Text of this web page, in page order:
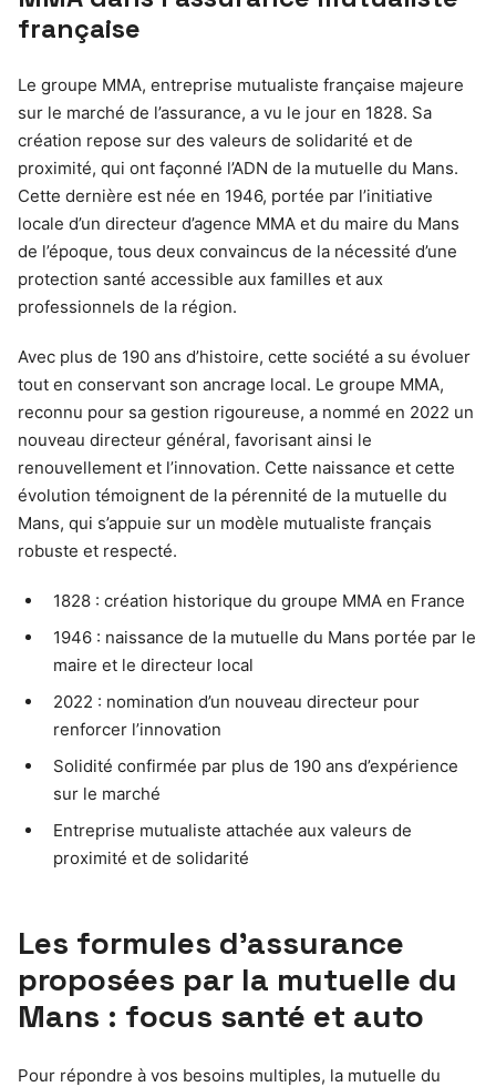
française
Le groupe MMA, entreprise mutualiste française majeure
sur le marché de l’assurance, a vu le jour en 1828. Sa
création repose sur des valeurs de solidarité et de
proximité, qui ont façonné l’ADN de la mutuelle du Mans.
Cette dernière est née en 1946, portée par l’initiative
locale d’un directeur d’agence MMA et du maire du Mans
de l’époque, tous deux convaincus de la nécessité d’une
protection santé accessible aux familles et aux
professionnels de la région.
Avec plus de 190 ans d’histoire, cette société a su évoluer
tout en conservant son ancrage local. Le groupe MMA,
reconnu pour sa gestion rigoureuse, a nommé en 2022 un
nouveau directeur général, favorisant ainsi le
renouvellement et l’innovation. Cette naissance et cette
évolution témoignent de la pérennité de la mutuelle du
Mans, qui s’appuie sur un modèle mutualiste français
robuste et respecté.
1828 : création historique du groupe MMA en France
1946 : naissance de la mutuelle du Mans portée par le
maire et le directeur local
2022 : nomination d’un nouveau directeur pour
renforcer l’innovation
Solidité confirmée par plus de 190 ans d’expérience
sur le marché
Entreprise mutualiste attachée aux valeurs de
proximité et de solidarité
Les formules d’assurance
proposées par la mutuelle du
Mans : focus santé et auto
Pour répondre à vos besoins multiples, la mutuelle du